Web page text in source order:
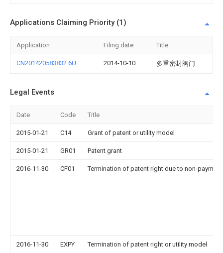
Applications Claiming Priority (1)
Application Filing date Title
CN201420583832.6U 2014-10-10 多重密封阀门
Legal Events
Date Code Title
2015-01-21 C14 Grant of patent or utility model
2015-01-21 GR01 Patent grant
2016-11-30 CF01 Termination of patent right due to non-
2016-11-30 EXPY Termination of patent right or utility model